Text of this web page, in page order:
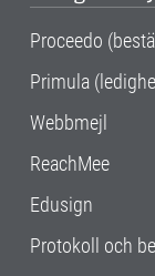
Proceedo
Primula
Webbmejl
ReachMee
Edusign
Protokoll och